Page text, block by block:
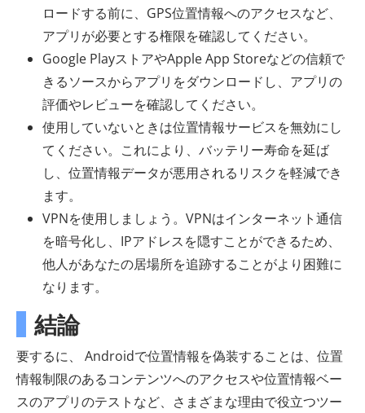
ロードする前に、GPS位置情報へのアクセスなど、
アプリが必要とする権限を確認してください。
Google PlayストアやApple App Storeなどの信頼で
きるソースからアプリをダウンロードし、アプリの
評価やレビューを確認してください。
使用していないときは位置情報サービスを無効にし
てください。これにより、バッテリー寿命を延ば
し、位置情報データが悪用されるリスクを軽減でき
ます。
VPNを使用しましょう。VPNはインターネット通信
を暗号化し、IPアドレスを隠すことができるため、
他人があなたの居場所を追跡することがより困難に
なります。
結論
要するに、 Androidで位置情報を偽装することは、位置
情報制限のあるコンテンツへのアクセスや位置情報ベー
スのアプリのテストなど、さまざまな理由で役立つツー